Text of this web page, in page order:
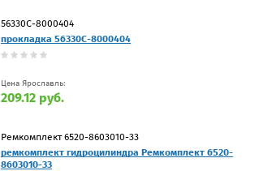
56330С-8000404
прокладка 56330С-8000404
Цена Ярославль:
209.12 руб.
Ремкомплект 6520-8603010-33
ремкомплект гидроцилиндра Ремкомплект 6520-
8603010-33